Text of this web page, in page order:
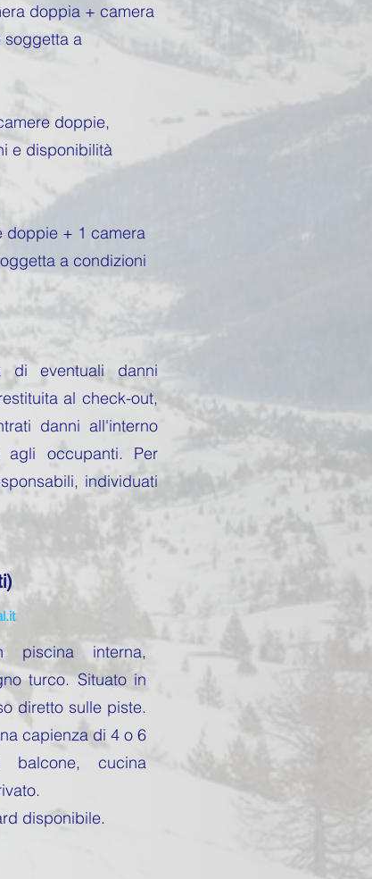
doppia + camera
soggetta a
doppie,
e disponibilità
doppie + 1 camera
a condizioni
di eventuali danni
al check-out,
danni all'interno
agli occupanti. Per
individuati
piscina interna,
turco. Situato in
diretto sulle piste.
capienza di 4 o 6
cucina
disponibile.